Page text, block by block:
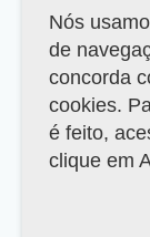
Nós
de
concorda
cookies.
é feito,
clique em